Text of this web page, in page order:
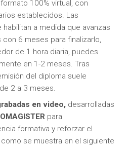
100% virtual, con
establecidos. Las
a medida que avanzas
6 meses para finalizarlo,
de 1 hora diaria, puedes
en 1-2 meses. Tras
del diploma suele
2 a 3 meses.
en video,desarrolladas
para
formativa y reforzar el
se muestra en el siguiente